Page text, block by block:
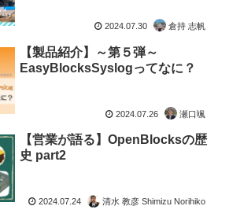
2024.07.30 倉持 志帆
【製品紹介】～第５弾～
EasyBlocksSyslogってなに？
2024.07.26 瀬口颯
【営業が語る】OpenBlocksの歴
史 part2
2024.07.24 清水 教彦 Shimizu Norihiko